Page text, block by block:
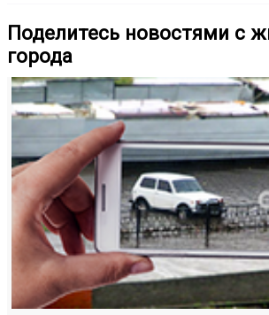
Поделитесь новостями с
города